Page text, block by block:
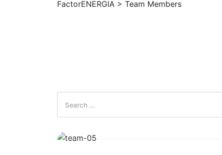
FactorENERGIA > Team Members
Search
for: